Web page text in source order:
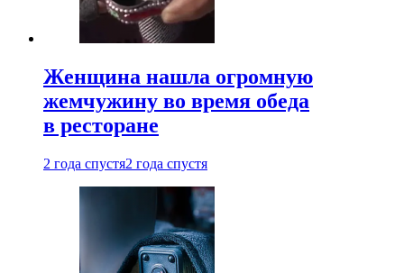
Женщина нашла огромную
жемчужину во время обеда
в ресторане
2 года спустя2 года спустя